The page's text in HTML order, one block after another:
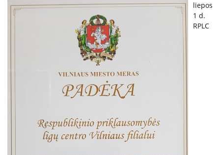
Vaikams ir paaugliams
Paslaugos artimiesiems
Mokamos paslaugos
Kitos paslaugos
liepos
1 d.
RPLC